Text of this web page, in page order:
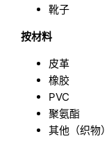
靴子
按材料
皮革
橡胶
PVC
聚氨酯
其他（织物）